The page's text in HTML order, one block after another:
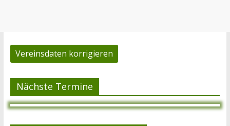
Vereinsdaten korrigieren
Nächste Termine